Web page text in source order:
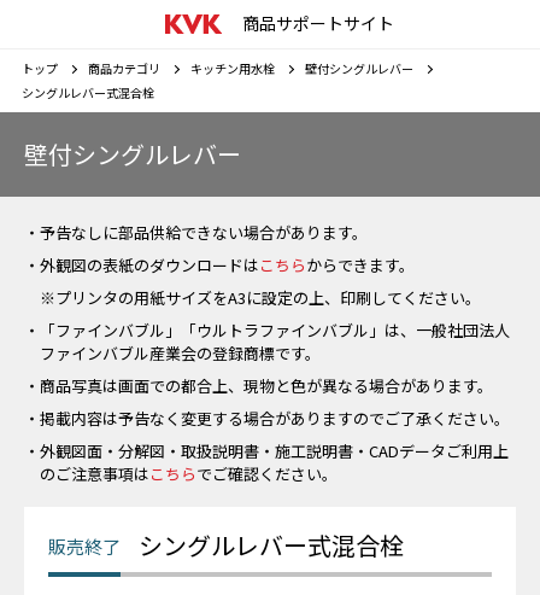
商品サポートサイト
トップ 商品カテゴリ キッチン用水栓
壁付シングルレバー
シングルレバー式混合栓
壁付シングルレバー
・予告なしに部品供給できない場合があります。
・外観図の表紙のダウンロードはこちらからできます。
※プリンタの用紙サイズをA3に設定の上、印刷してください。
・「ファインバブル」「ウルトラファインバブル」は、一般社団法人
ファインバブル産業会の登録商標です。
・商品写真は画面での都合上、現物と色が異なる場合があります。
・掲載内容は予告なく変更する場合がありますのでご了承ください。
・外観図面・分解図・取扱説明書・施工説明書・CADデータご利用上
のご注意事項はこちらでご確認ください。
シングルレバー式混合栓